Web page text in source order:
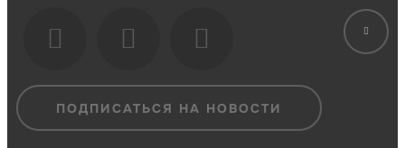
ПОДПИСАТЬСЯ НА НОВОСТИ